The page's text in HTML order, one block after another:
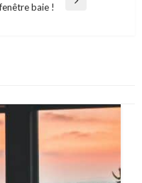
fenêtre baie !